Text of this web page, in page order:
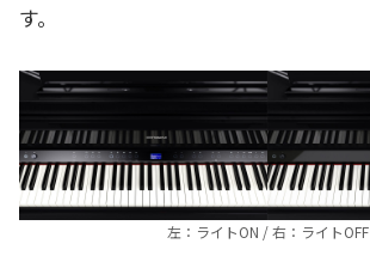
す。
左：ライトON / 右：ライトOFF